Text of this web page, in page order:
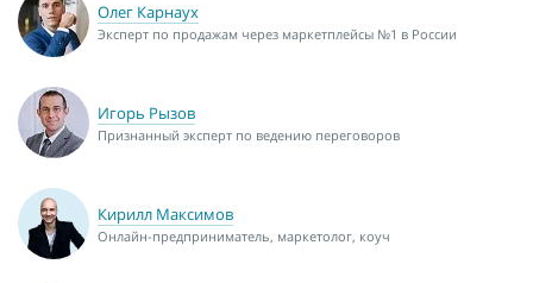
Олег Карнаух
Эксперт по продажам через маркетплейсы №1 в России
Игорь Рызов
Признанный эксперт по ведению переговоров
Кирилл Максимов
Онлайн-предприниматель, маркетолог, коуч